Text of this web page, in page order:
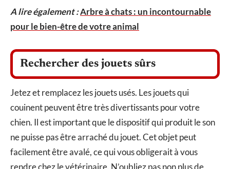
A lire également :Arbre à chats : un incontournable
pour le bien-être de votre animal
Rechercher des jouets sûrs
Jetez et remplacez les jouets usés. Les jouets qui
couinent peuvent être très divertissants pour votre
chien. Il est important que le dispositif qui produit le son
ne puisse pas être arraché du jouet. Cet objet peut
facilement être avalé, ce qui vous obligerait à vous